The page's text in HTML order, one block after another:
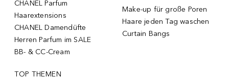
CHANEL Parfum
Haarextensions
CHANEL Damendüfte
Herren Parfum im SALE
BB- & CC-Cream
Make-up für große Poren
Haare jeden Tag waschen
Curtain Bangs
TOP THEMEN